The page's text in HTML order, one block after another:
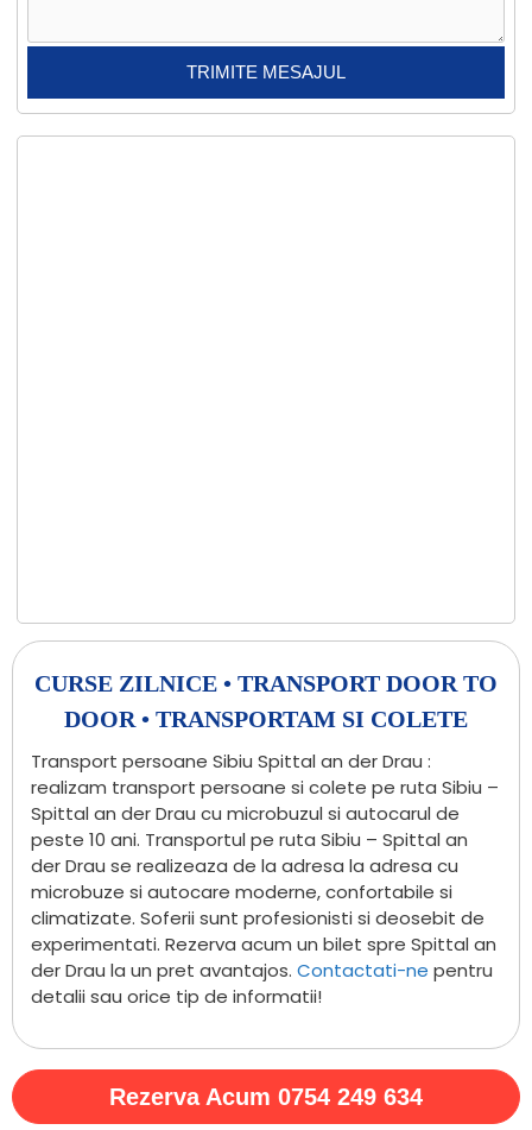
CURSE ZILNICE • TRANSPORT DOOR TO
DOOR • TRANSPORTAM SI COLETE
Transport persoane Sibiu Spittal an der Drau :
realizam transport persoane si colete pe ruta Sibiu –
Spittal an der Drau cu microbuzul si autocarul de
peste 10 ani. Transportul pe ruta Sibiu – Spittal an
der Drau se realizeaza de la adresa la adresa cu
microbuze si autocare moderne, confortabile si
climatizate. Soferii sunt profesionisti si deosebit de
experimentati. Rezerva acum un bilet spre Spittal an
der Drau la un pret avantajos. Contactati-ne pentru
detalii sau orice tip de informatii!
Rezerva Acum 0754 249 634